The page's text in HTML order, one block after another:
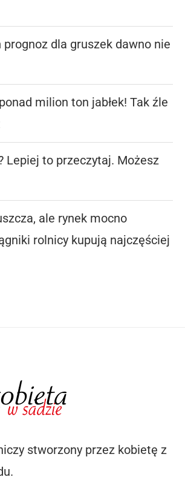
prognoz dla gruszek dawno nie
milion ton jabłek! Tak źle
Lepiej to przeczytaj. Możesz
ale rynek mocno
rolnicy kupują najczęściej
stworzony przez kobietę z